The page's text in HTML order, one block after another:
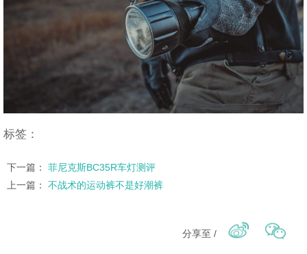
标签：
下一篇： 菲尼克斯BC35R车灯测评
上一篇： 不战术的运动裤不是好潮裤
分享至 /